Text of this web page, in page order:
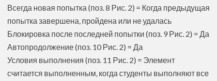
Всегда новая попытка (поз. 8 Рис. 2) = Когда предыдущая
попытка завершена, пройдена или не удалась
Блокировка после последней попытки (поз. 9 Рис. 2) = Да
Автопродолжение (поз. 10 Рис. 2) = Да
Условия выполнения (поз. 11 Рис. 2) = Элемент
считается выполненным, когда студенты выполняют все